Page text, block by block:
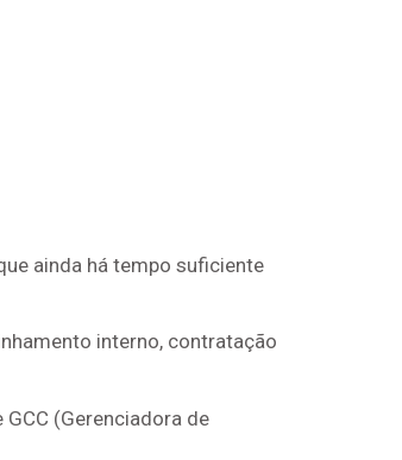
ainda há tempo suficiente
interno, contratação
(Gerenciadora de